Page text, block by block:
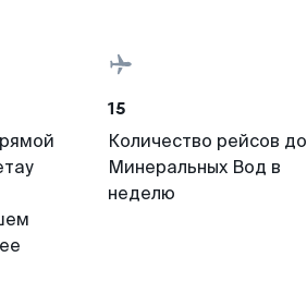
15
Количество рейсов до
Минеральных Вод в
неделю